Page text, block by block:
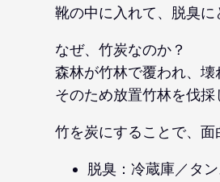
靴の中に入れて、脱臭に
なぜ、竹炭なのか？
森林が竹林で覆われ、壊
そのため放置竹林を伐採
竹を炭にすることで、面
脱臭：冷蔵庫／タ